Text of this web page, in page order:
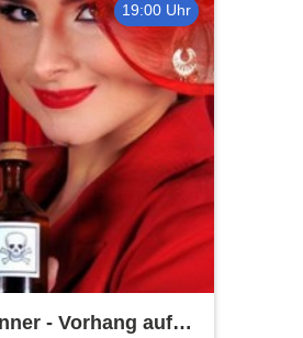
19:00 Uhr
- Vorhang auf